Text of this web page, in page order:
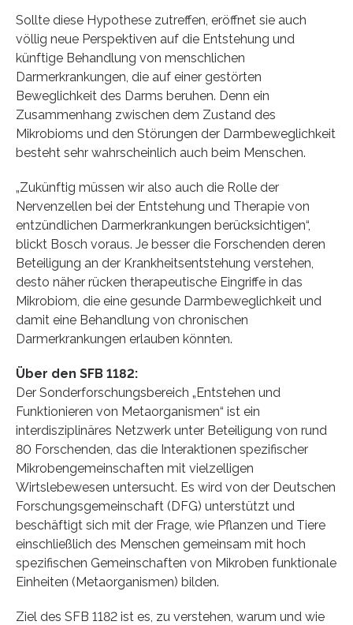
Sollte diese Hypothese zutreffen, eröffnet sie auch
völlig neue Perspektiven auf die Entstehung und
künftige Behandlung von menschlichen
Darmerkrankungen, die auf einer gestörten
Beweglichkeit des Darms beruhen. Denn ein
Zusammenhang zwischen dem Zustand des
Mikrobioms und den Störungen der Darmbeweglichkeit
besteht sehr wahrscheinlich auch beim Menschen.
„Zukünftig müssen wir also auch die Rolle der
Nervenzellen bei der Entstehung und Therapie von
entzündlichen Darmerkrankungen berücksichtigen“,
blickt Bosch voraus. Je besser die Forschenden deren
Beteiligung an der Krankheitsentstehung verstehen,
desto näher rücken therapeutische Eingriffe in das
Mikrobiom, die eine gesunde Darmbeweglichkeit und
damit eine Behandlung von chronischen
Darmerkrankungen erlauben könnten.
Über den SFB 1182:
Der Sonderforschungsbereich „Entstehen und
Funktionieren von Metaorganismen“ ist ein
interdisziplinäres Netzwerk unter Beteiligung von rund
80 Forschenden, das die Interaktionen spezifischer
Mikrobengemeinschaften mit vielzelligen
Wirtslebewesen untersucht. Es wird von der Deutschen
Forschungsgemeinschaft (DFG) unterstützt und
beschäftigt sich mit der Frage, wie Pflanzen und Tiere
einschließlich des Menschen gemeinsam mit hoch
spezifischen Gemeinschaften von Mikroben funktionale
Einheiten (Metaorganismen) bilden.
Ziel des SFB 1182 ist es, zu verstehen, warum und wie